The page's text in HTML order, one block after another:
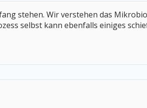
stehen. Wir verstehen das
selbst kann ebenfalls einiges